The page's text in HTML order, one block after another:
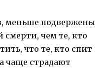
меньше подвержены
чем те, кто
что те, кто спит
чаще страдают